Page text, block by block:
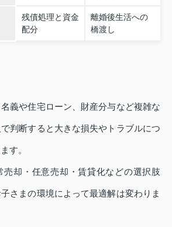
残債処理と資金
配分
離婚後生活への
橋渡し
義や住宅ローン、財産分与など複雑な
判断すると大きな損失やトラブルにつ
す。
売却・任意売却・賃貸化などの選択肢
さまの環境によって最適解は変わりま